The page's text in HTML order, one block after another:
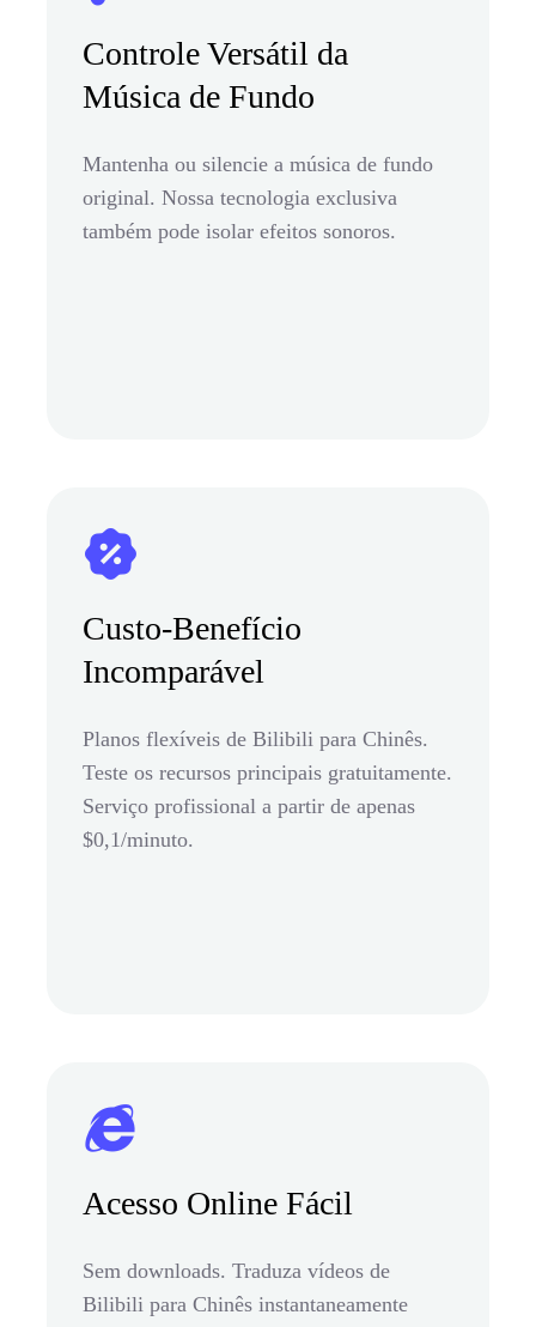
Controle Versátil da
Música de Fundo
Mantenha ou silencie a música de fundo
original. Nossa tecnologia exclusiva
também pode isolar efeitos sonoros.
Custo-Benefício
Incomparável
Planos flexíveis de Bilibili para Chinês.
Teste os recursos principais gratuitamente.
Serviço profissional a partir de apenas
$0,1/minuto.
Acesso Online Fácil
Sem downloads. Traduza vídeos de
Bilibili para Chinês instantaneamente